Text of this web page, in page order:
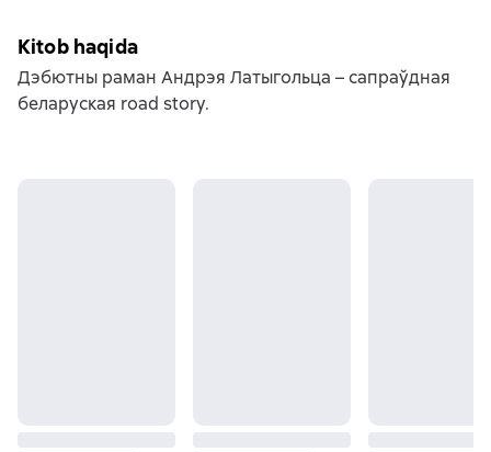
Kitob haqida
Дэбютны раман Андрэя Латыгольца – сапраўдная
беларуская road story.